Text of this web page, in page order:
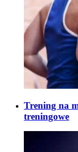
Trening na
treningowe